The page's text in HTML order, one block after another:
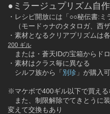
●ミラージュプリズム自作
・レシピ開放には「○○秘伝書:ミ
（モードゥナのタタロガ、西
200 ギル
または・蒼天IDの宝箱からド
・素材はクラス毎に異なる
シルフ族から「 別珍 」が購入
※マケボで400ギル以下で買える
また、制限解除でてきとうに
変えて交換もあり